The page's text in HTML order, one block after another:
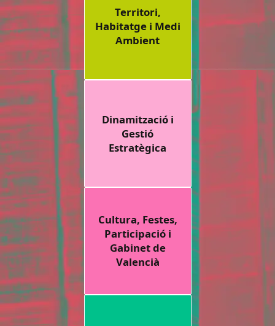
Territori,
Habitatge i Medi
Ambient
Dinamització i
Gestió
Estratègica
Cultura, Festes,
Participació i
Gabinet de
Valencià